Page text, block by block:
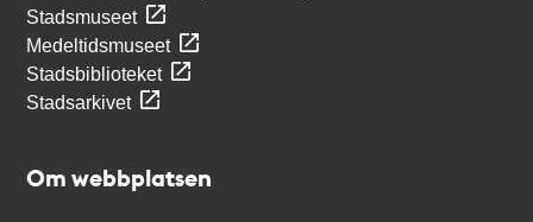
Stadsmuseet
Medeltidsmuseet
Stadsbiblioteket
Stadsarkivet
Om webbplatsen